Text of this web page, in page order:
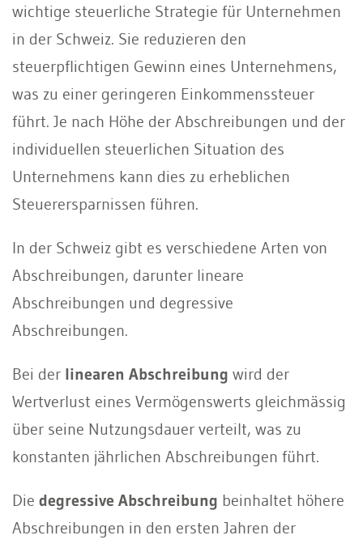
wichtige steuerliche Strategie für Unternehmen
in der Schweiz. Sie reduzieren den
steuerpflichtigen Gewinn eines Unternehmens,
was zu einer geringeren Einkommenssteuer
führt. Je nach Höhe der Abschreibungen und der
individuellen steuerlichen Situation des
Unternehmens kann dies zu erheblichen
Steuerersparnissen führen.
In der Schweiz gibt es verschiedene Arten von
Abschreibungen, darunter lineare
Abschreibungen und degressive
Abschreibungen.
Bei der linearen Abschreibung wird der
Wertverlust eines Vermögenswerts gleichmässig
über seine Nutzungsdauer verteilt, was zu
konstanten jährlichen Abschreibungen führt.
Die degressive Abschreibung beinhaltet höhere
Abschreibungen in den ersten Jahren der